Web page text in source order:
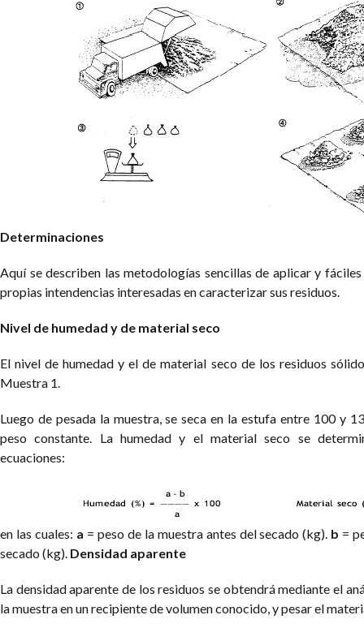
Determinaciones
Aquí se describen las metodologías sencillas de aplicar y
propias intendencias interesadas en caracterizar sus residuos.
Nivel de humedad y de material seco
El nivel de humedad y el de material seco de los residuos
Muestra 1.
Luego de pesada la muestra, se seca en la estufa entre 100 y
peso constante. La humedad y el material seco se
ecuaciones:
en las cuales: a = peso de la muestra antes del secado (kg). b =
secado (kg). Densidad aparente
La densidad aparente de los residuos se obtendrá mediante el
la muestra en un recipiente de volumen conocido, y pesar el